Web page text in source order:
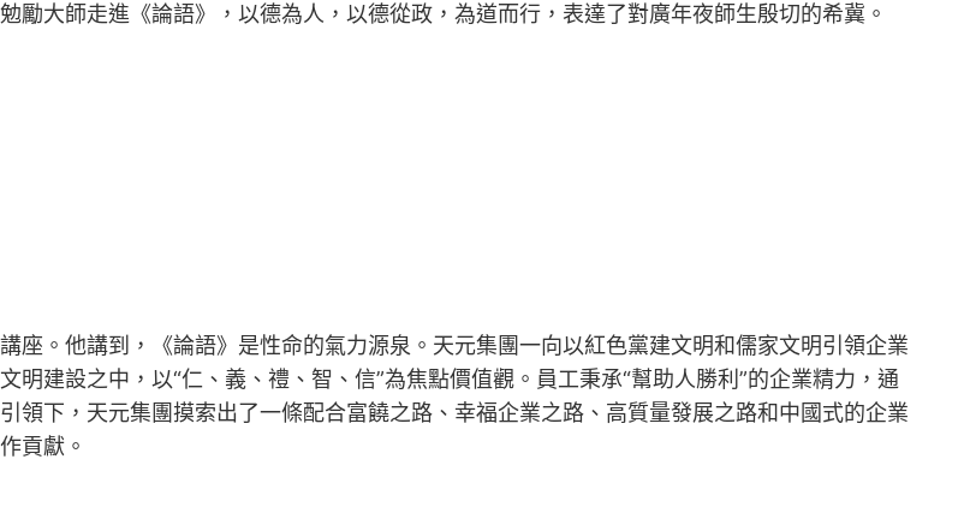
大師走進《論語》，以德為人，以德從政，為道而行，表達了對廣年夜師生殷切的希冀。
座。他講到，《論語》是性命的氣力源泉。天元集團一向以紅色黨建文明和儒家文明引領企業
建設之中，以“仁、義、禮、智、信”為焦點價值觀。員工秉承“幫助人勝利”的企業精力，通
領下，天元集團摸索出了一條配合富饒之路、幸福企業之路、高質量發展之路和中國式的企業
貢獻。